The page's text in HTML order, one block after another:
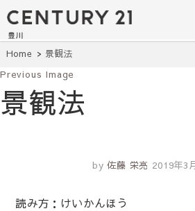
豊田市の中古
住宅・土地・
リノベ物件探
し｜センチュ
リー21豊川
建て・土地探しはセンチュリー21豊
川へ。豊田市内の最新物件情報を随
時更新中！駅近、建築条件無し、ペ
ット可、学区別など、お客様のこだ
単検索。
Home 景観法
Previous Image
景観法
by 佐藤 栄亮 2019年3
読み方：けいかんほう